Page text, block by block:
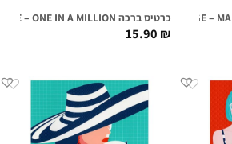
כרטיס ברכה FIRST CLASS LOUNGE – ONE IN A MILLION
15.90₪